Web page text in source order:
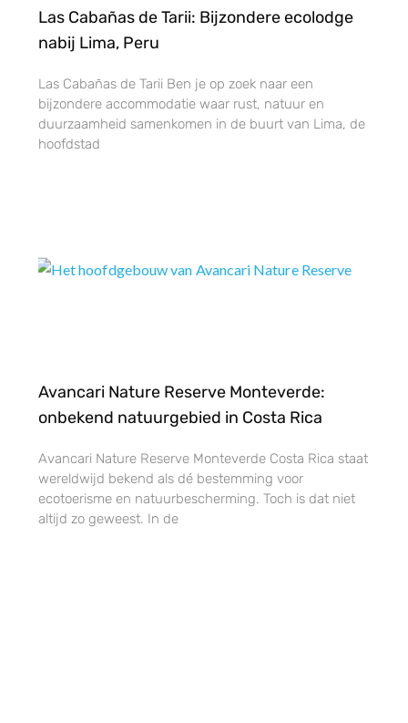
Las Cabañas de Tarii: Bijzondere ecolodge
nabij Lima, Peru
Las Cabañas de Tarii Ben je op zoek naar een
bijzondere accommodatie waar rust, natuur en
duurzaamheid samenkomen in de buurt van Lima, de
hoofdstad
Avancari Nature Reserve Monteverde:
onbekend natuurgebied in Costa Rica
Avancari Nature Reserve Monteverde Costa Rica staat
wereldwijd bekend als dé bestemming voor
ecotoerisme en natuurbescherming. Toch is dat niet
altijd zo geweest. In de